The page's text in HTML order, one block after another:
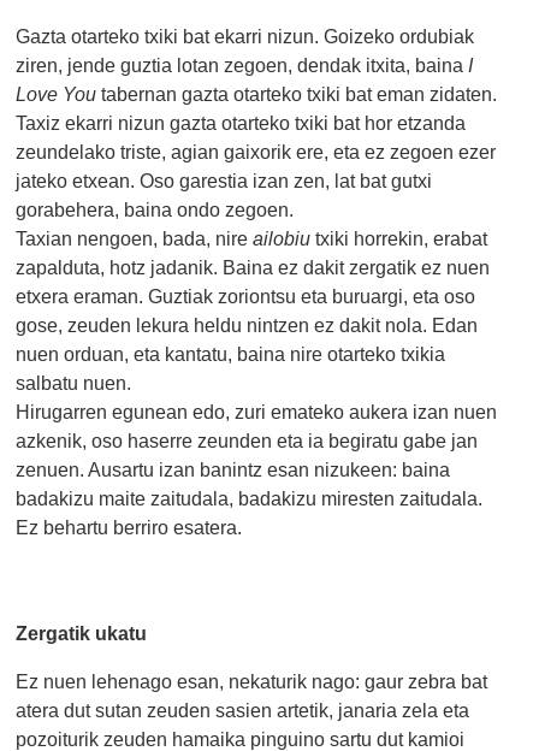
Gazta otarteko txiki bat ekarri nizun. Goizeko ordubiak
ziren, jende guztia lotan zegoen, dendak itxita, baina I
Love You tabernan gazta otarteko txiki bat eman zidaten.
Taxiz ekarri nizun gazta otarteko txiki bat hor etzanda
zeundelako triste, agian gaixorik ere, eta ez zegoen ezer
jateko etxean. Oso garestia izan zen, lat bat gutxi
gorabehera, baina ondo zegoen.
Taxian nengoen, bada, nireailobiu txiki horrekin, erabat
zapalduta, hotz jadanik. Baina ez dakit zergatik ez nuen
etxera eraman. Guztiak zoriontsu eta buruargi, eta oso
gose, zeuden lekura heldu nintzen ez dakit nola. Edan
nuen orduan, eta kantatu, baina nire otarteko txikia
salbatu nuen.
Hirugarren egunean edo, zuri emateko aukera izan nuen
azkenik, oso haserre zeunden eta ia begiratu gabe jan
zenuen. Ausartu izan banintz esan nizukeen: baina
badakizu maite zaitudala, badakizu miresten zaitudala.
Ez behartu berriro esatera.
Zergatik ukatu
Ez nuen lehenago esan, nekaturik nago: gaur zebra bat
atera dut sutan zeuden sasien artetik, janaria zela eta
pozoiturik zeuden hamaika pinguino sartu dut kamioi